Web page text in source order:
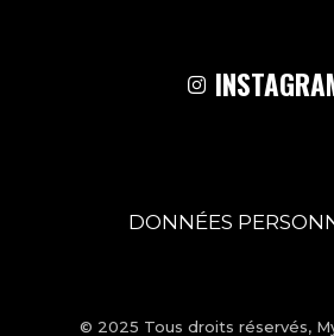
DONNÉES
© 2025 Tous droits réservés,